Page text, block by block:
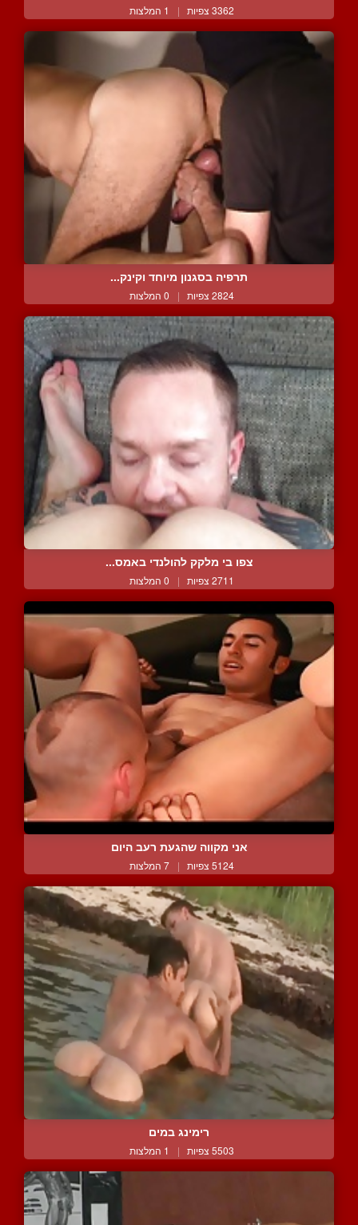
3362 צפיות | 1 המלצות
תרפיה בסגנון מיוחד וקינק...
2824 צפיות | 0 המלצות
צפו בי מלקק להולנדי באמס...
2711 צפיות | 0 המלצות
אני מקווה שהגעת רעב היום
5124 צפיות | 7 המלצות
רימינג במים
5503 צפיות | 1 המלצות